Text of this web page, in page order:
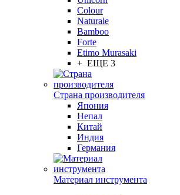
Colour
Naturale
Bamboo
Forte
Etimo Murasaki
+ ЕЩЕ 3
Страна производителя
Япония
Непал
Китай
Индия
Германия
Материал инструмента